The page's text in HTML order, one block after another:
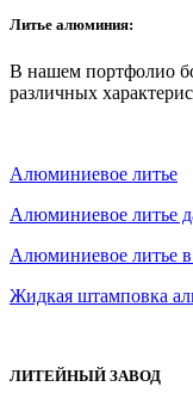
Литье алюминия:
В нашем портфолио
различных
Алюминиевое литье
Алюминиевое литье
Алюминиевое литье в
Жидкая штамповка
ЛИТЕЙНЫЙ ЗАВОД